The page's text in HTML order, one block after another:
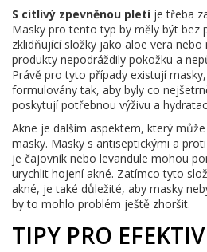
S citlivý zpevněnou pletíje třeba
Masky pro tento typ by měly být bez
zklidňující složky jako aloe vera nebo
produkty nepodráždily pokožku a
Právě pro tyto případy existují
formulovány tak, aby byly co
poskytují potřebnou výživu a
Akne je dalším aspektem, který
masky. Masky s antiseptickými a
je čajovník nebo levandule mohou
urychlit hojení akné. Zatímco tyto
akné, je také důležité, aby masky
by to mohlo problém ještě zhoršit.
TIPY PRO